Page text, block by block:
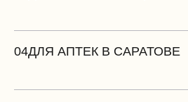
04ДЛЯ АПТЕК В САРАТОВЕ